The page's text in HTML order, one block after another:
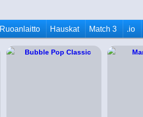
Ruoanlaitto Hauskat Match 3 .io